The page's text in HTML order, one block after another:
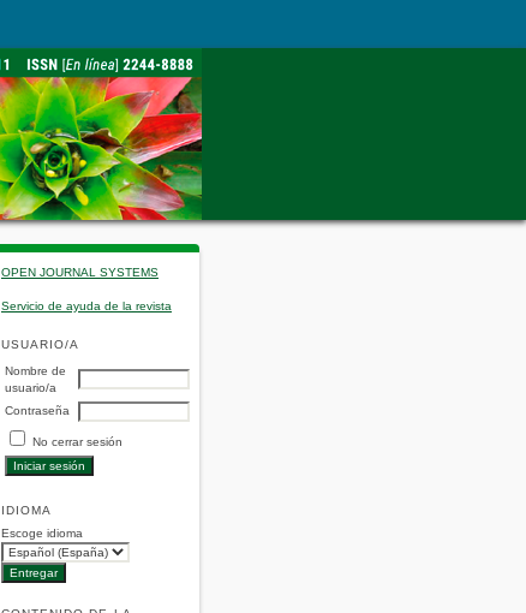
OPEN JOURNAL SYSTEMS
Servicio de ayuda de la revista
USUARIO/A
Nombre de
usuario/a
Contraseña
No cerrar sesión
IDIOMA
Escoge idioma